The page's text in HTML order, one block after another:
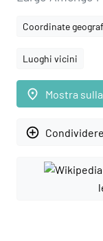
Coordinate
Luoghi vicini
place Mostra
add_circle_outline